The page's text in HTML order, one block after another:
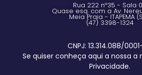
Rua 222 nº35 - Sala
Quase esq. com a Av.
Meia Praia - ITAPEMA
(47) 3398-1324
CNPJ: 13.314.088/
Se quiser conheça aqui a nossa a
Privacidade.